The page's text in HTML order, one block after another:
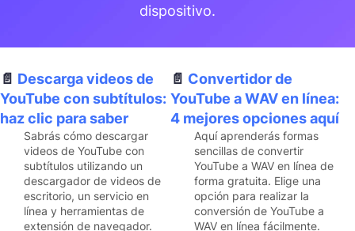
dispositivo.
Descarga videos de
YouTube con subtítulos:
haz clic para saber
Sabrás cómo descargar
videos de YouTube con
subtítulos utilizando un
descargador de videos de
escritorio, un servicio en
línea y herramientas de
extensión de navegador.
Convertidor de
YouTube a WAV en línea:
4 mejores opciones aquí
Aquí aprenderás formas
sencillas de convertir
YouTube a WAV en línea de
forma gratuita. Elige una
opción para realizar la
conversión de YouTube a
WAV en línea fácilmente.